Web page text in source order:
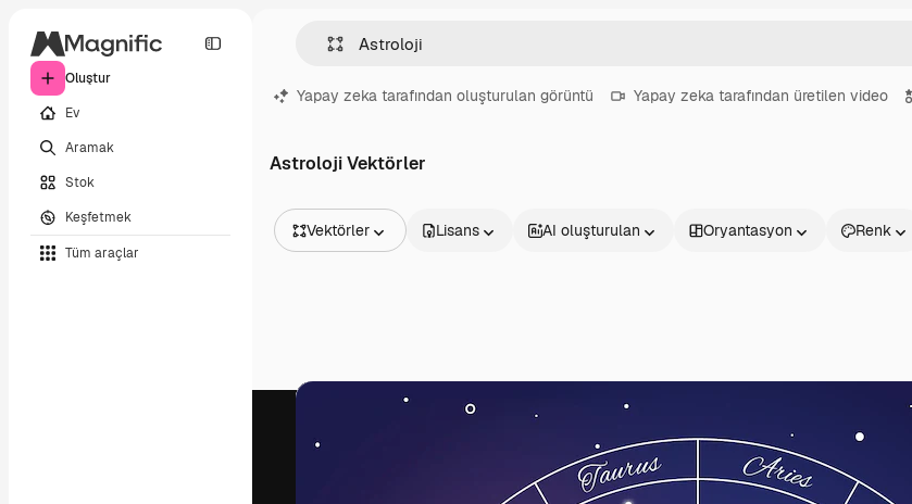
Oluştur
Ev
Aramak
Stok
Keşfetmek
Tüm araçlar
Yapay zeka tarafından oluşturulan görüntü Yapay zeka tarafından üretilen video
Astroloji Vektörler
Vektörler
Videolar
Video şablonları
Lisans AI oluşturulan Oryantasyon Renk
Ürünler Başlayın